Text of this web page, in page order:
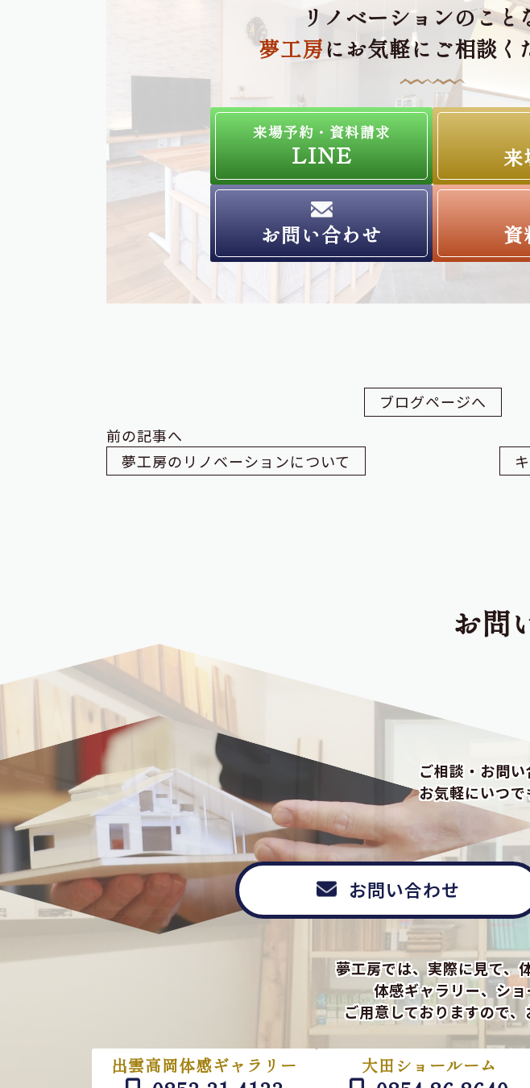
リノベーションのこと
夢工房にお気軽にご相談く
来場予約・資料請求
LINE 来
お問い合わせ 資
ブログページへ
前の記事へ
夢工房のリノベーションについて
お問
ご相談・お問
お気軽にいつ
お問い合わせ
夢工房では、実際に見て、
体感ギャラリー、シ
ご用意しておりますので
出雲高岡体感ギャラリー 大田ショールーム